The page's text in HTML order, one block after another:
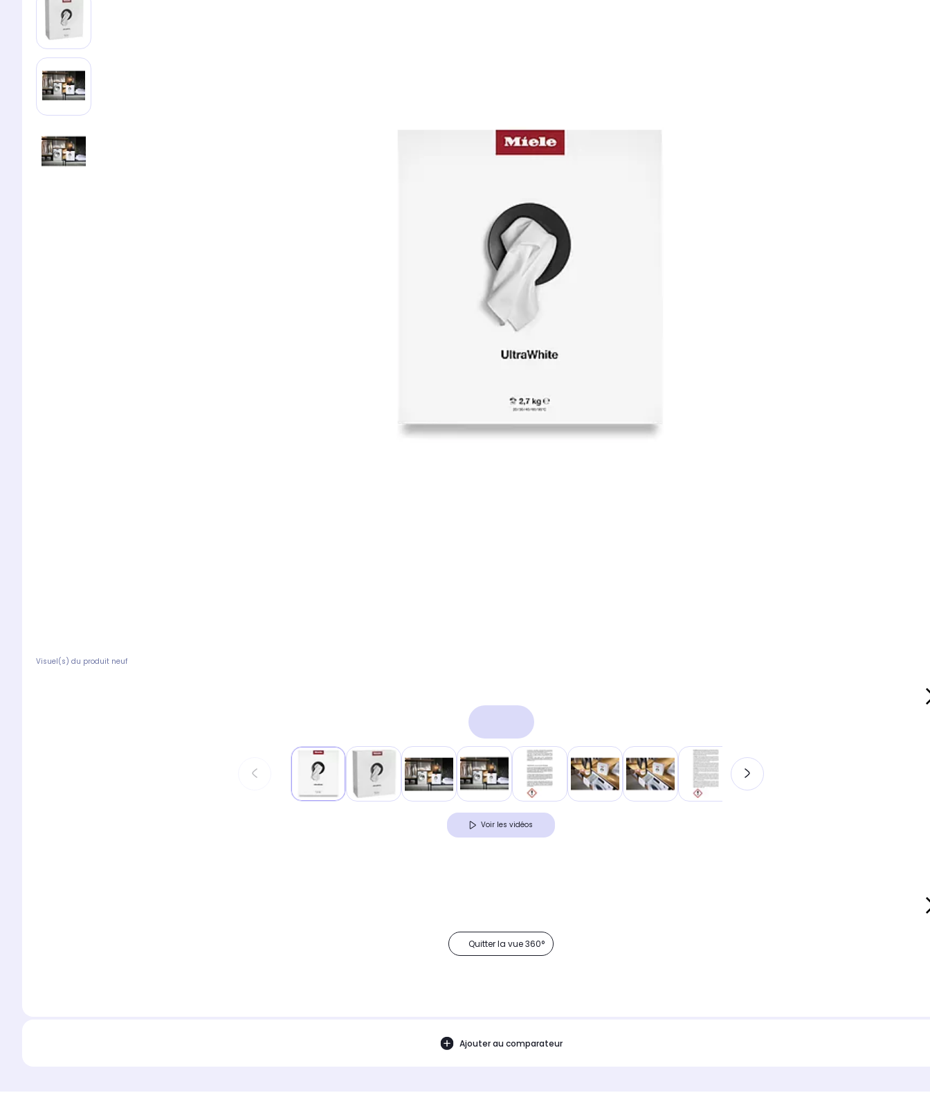
Visuel(s) du produit neuf
Voir les vidéos
Quitter la vue 360°
Ajouter au comparateur